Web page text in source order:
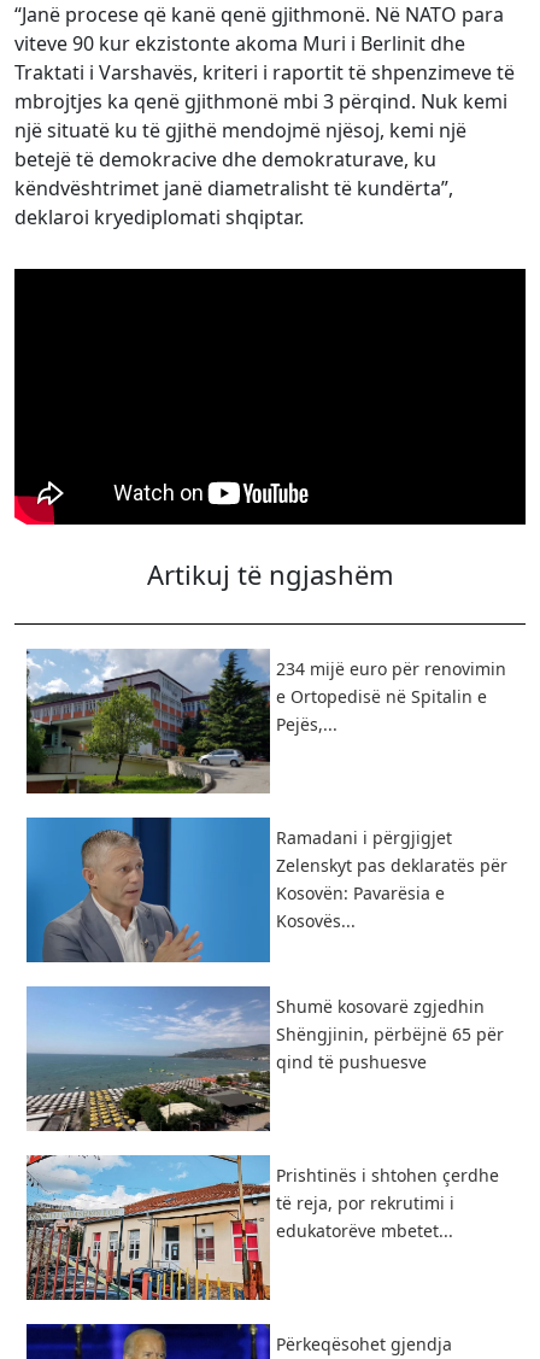
“Janë procese që kanë qenë gjithmonë. Në NATO para
viteve 90 kur ekzistonte akoma Muri i Berlinit dhe
Traktati i Varshavës, kriteri i raportit të shpenzimeve të
mbrojtjes ka qenë gjithmonë mbi 3 përqind. Nuk kemi
një situatë ku të gjithë mendojmë njësoj, kemi një
betejë të demokracive dhe demokraturave, ku
këndvështrimet janë diametralisht të kundërta”,
deklaroi kryediplomati shqiptar.
Artikuj të ngjashëm
234 mijë euro për renovimin
e Ortopedisë në Spitalin e
Pejës,...
Ramadani i përgjigjet
Zelenskyt pas deklaratës për
Kosovën: Pavarësia e
Kosovës...
Shumë kosovarë zgjedhin
Shëngjinin, përbëjnë 65 për
qind të pushuesve
Prishtinës i shtohen çerdhe
të reja, por rekrutimi i
edukatorëve mbetet...
Përkeqësohet gjendja